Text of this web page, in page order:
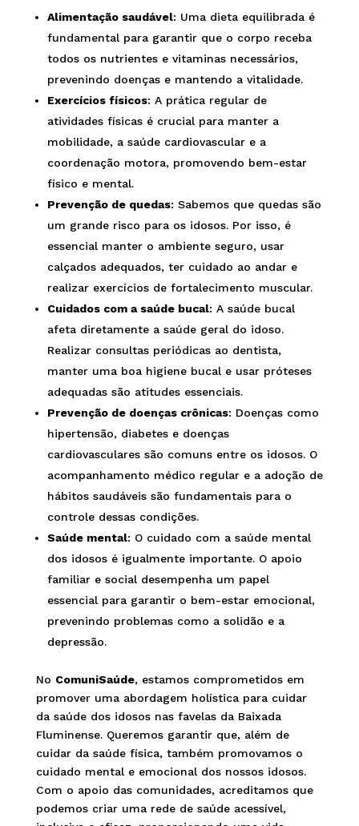
Alimentação saudável: Uma dieta equilibrada é
fundamental para garantir que o corpo receba
todos os nutrientes e vitaminas necessários,
prevenindo doenças e mantendo a vitalidade.
Exercícios físicos: A prática regular de
atividades físicas é crucial para manter a
mobilidade, a saúde cardiovascular e a
coordenação motora, promovendo bem-estar
físico e mental.
Prevenção de quedas: Sabemos que quedas são
um grande risco para os idosos. Por isso, é
essencial manter o ambiente seguro, usar
calçados adequados, ter cuidado ao andar e
realizar exercícios de fortalecimento muscular.
Cuidados com a saúde bucal: A saúde bucal
afeta diretamente a saúde geral do idoso.
Realizar consultas periódicas ao dentista,
manter uma boa higiene bucal e usar próteses
adequadas são atitudes essenciais.
Prevenção de doenças crônicas: Doenças como
hipertensão, diabetes e doenças
cardiovasculares são comuns entre os idosos. O
acompanhamento médico regular e a adoção de
hábitos saudáveis são fundamentais para o
controle dessas condições.
Saúde mental: O cuidado com a saúde mental
dos idosos é igualmente importante. O apoio
familiar e social desempenha um papel
essencial para garantir o bem-estar emocional,
prevenindo problemas como a solidão e a
depressão.
No ComuniSaúde, estamos comprometidos em
promover uma abordagem holística para cuidar
da saúde dos idosos nas favelas da Baixada
Fluminense. Queremos garantir que, além de
cuidar da saúde física, também promovamos o
cuidado mental e emocional dos nossos idosos.
Com o apoio das comunidades, acreditamos que
podemos criar uma rede de saúde acessível,